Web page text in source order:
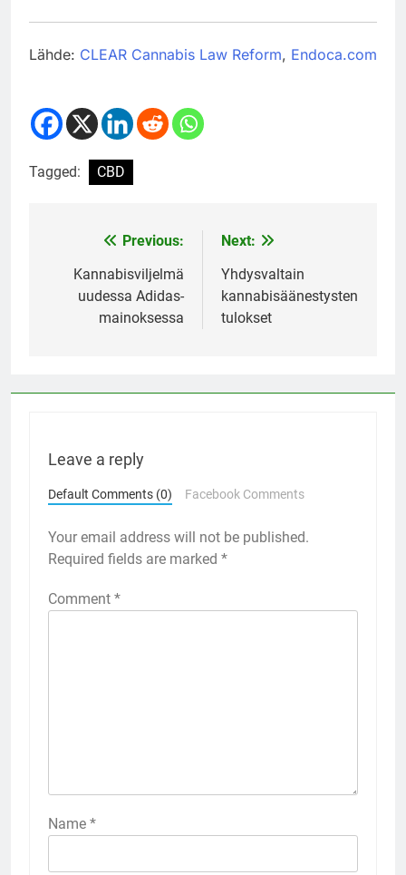
Lähde: CLEAR Cannabis Law Reform, Endoca.com
Tagged: CBD
navigation
Previous:
Kannabisviljelmä
uudessa Adidas-
mainoksessa
Next:
Yhdysvaltain
kannabisäänestysten
tulokset
Leave a reply
Default Comments (0) Facebook Comments
Your email address will not be published.
Required fields are marked *
Comment *
Name *